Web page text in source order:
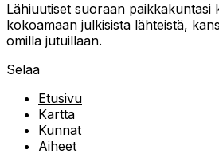
Lähiuutiset suoraan paikkakuntasi
kokoamaan julkisista lähteistä,
omilla jutuillaan.
Selaa
Etusivu
Kartta
Kunnat
Aiheet